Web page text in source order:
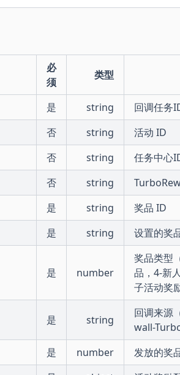
必
须
类型
是 string
回调任务
否 string
活动 ID
否 string
任务中心
否 string
是 string
奖品 ID
是 string 设置的奖
是 number
奖品类型
品，4-新
子活动奖
是 string
回调来源
wall-
是 number
发放的奖